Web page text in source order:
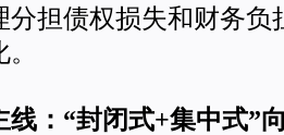
分担债权损失和财务负
线：“封闭式+集中式”